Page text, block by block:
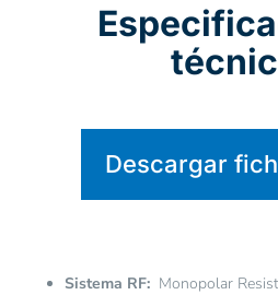
Descargar
Sistema RF:Monopolar